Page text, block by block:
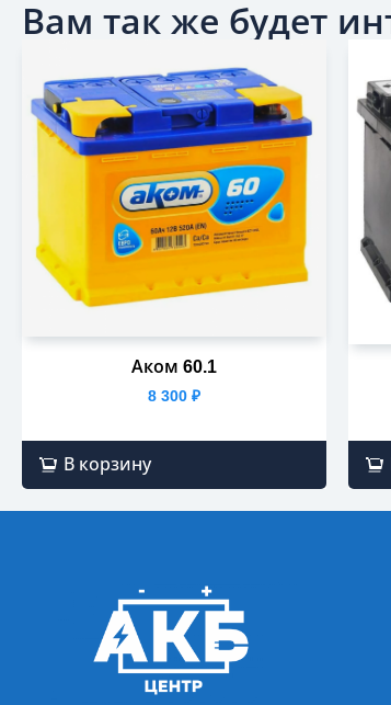
Вам так же будет
Аком 60.1
8 300 ₽
В корзину